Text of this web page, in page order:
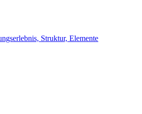
Struktur, Elemente